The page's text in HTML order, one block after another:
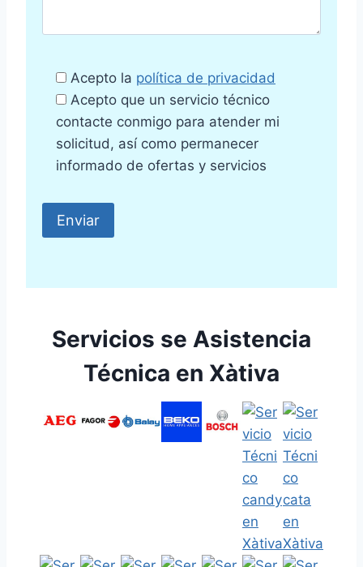
Acepto la política de privacidad
Acepto que un servicio técnico
contacte conmigo para atender mi
solicitud, así como permanecer
informado de ofertas y servicios
Servicios se Asistencia
Técnica en Xàtiva